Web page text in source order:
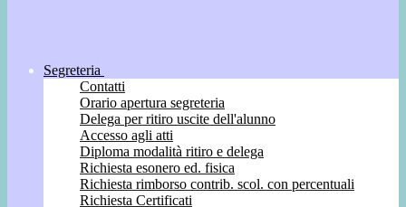
Segreteria
Contatti
Orario apertura segreteria
Delega per ritiro uscite dell'alunno
Accesso agli atti
Diploma modalità ritiro e delega
Richiesta esonero ed. fisica
Richiesta rimborso contrib. scol. con percentuali
Richiesta Certificati